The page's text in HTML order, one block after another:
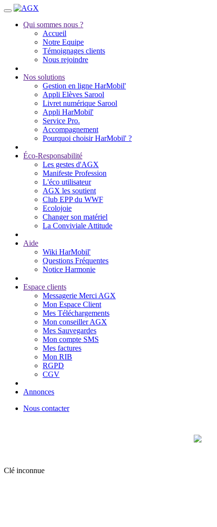
Qui sommes nous ?
Accueil
Notre Equipe
Témoignages clients
Nous rejoindre
Nos solutions
Gestion en ligne HarMobil'
Appli Elèves Sarool
Livret numérique Sarool
Appli HarMobil'
Service Pro.
Accompagnement
Pourquoi choisir HarMobil' ?
Éco-Responsabilité
Les gestes d'AGX
Manifeste Profession
L'éco utilisateur
AGX les soutient
Club EPP du WWF
Ecolojoie
Changer son matériel
La Conviviale Attitude
Aide
Wiki HarMobil'
Questions Fréquentes
Notice Harmonie
Espace clients
Messagerie Merci AGX
Mon Espace Client
Mes Téléchargements
Mon conseiller AGX
Mes Sauvegardes
Mon compte SMS
Mes factures
Mon RIB
RGPD
CGV
Annonces
Nous contacter
Clé inconnue